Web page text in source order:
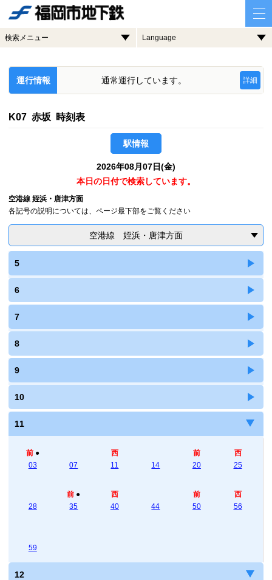
検索メニュー Language
運行情報 通常運行しています。 詳細
K07 赤坂 時刻表
駅情報
2026年08月07日(金)
本日の日付で検索しています。
空港線 姪浜・唐津方面
各記号の説明については、ページ最下部をご覧ください
空港線 姪浜・唐津方面
5
6
7
8
9
10
11
前 ●
03
07
西
11
14
前
20
西
25
28
前 ●
35
西
40
44
前
50
西
56
59
12